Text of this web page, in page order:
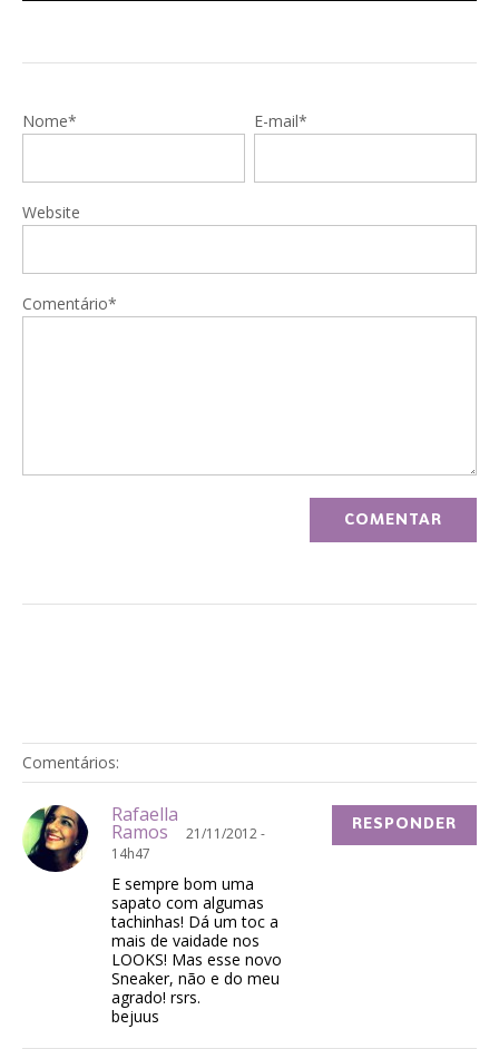
Nome* E-mail*
Website
Comentário*
Comentários:
Rafaella
Ramos
21/11/2012 -
14h47
E sempre bom uma
sapato com algumas
tachinhas! Dá um toc a
mais de vaidade nos
LOOKS! Mas esse novo
Sneaker, não e do meu
agrado! rsrs.
bejuus
RESPONDER